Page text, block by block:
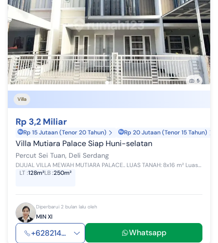
5
Villa
Rp 3,2 Miliar
Rp 15 Jutaan (Tenor 20 Tahun) Rp 20 Jutaan (Tenor 15 Tahun)
Villa Mutiara Palace Siap Huni-selatan
Percut Sei Tuan, Deli Serdang
DIJUAL VILLA MEWAH MUTIARA PALACE.. LUAS TANAH: 8x16 m² Luas Bangunan: 250 m² Lantai : 3 TKT 4 kamar tidur 4 kamar mandi Hadap : Selatan Listri...
LT:128m²LB:250m²
Diperbarui 2 bulan lalu oleh
MIN XI
+628214... Whatsapp